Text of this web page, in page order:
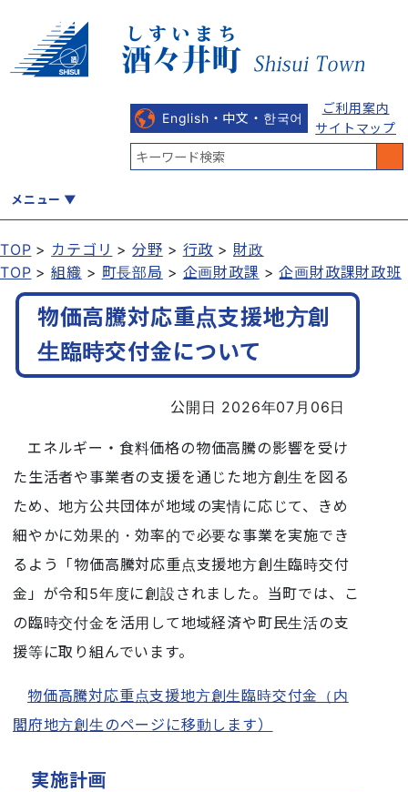
English・中文・한국어
ご利用案内
サイトマップ
メニュー
くらし 健康・福祉 教育・文化 観光・魅力 産業・しごと
行政 まちづくり
TOP カテゴリ 分野 行政
財政
TOP
組織 町長部局 企画財政課 企画財政課財政班
物価高騰対応重点支援地方創
生臨時交付金について
公開日 2026年07月06日
エネルギー・食料価格の物価高騰の影響を受け
た生活者や事業者の支援を通じた地方創生を図る
ため、地方公共団体が地域の実情に応じて、きめ
細やかに効果的・効率的で必要な事業を実施でき
るよう「物価高騰対応重点支援地方創生臨時交付
金」が令和5年度に創設されました。当町では、こ
の臨時交付金を活用して地域経済や町民生活の支
援等に取り組んでいます。
物価高騰対応重点支援地方創生臨時交付金（内
閣府地方創生のページに移動します）
実施計画